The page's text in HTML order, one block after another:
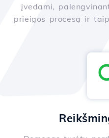
įvedami,
prieigos procesą ir